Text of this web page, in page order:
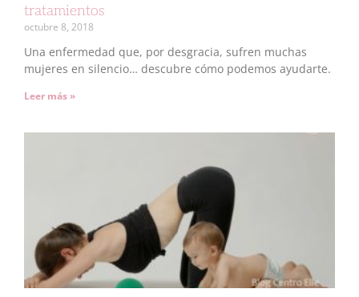
tratamientos
octubre 8, 2018
Una enfermedad que, por desgracia, sufren muchas
mujeres en silencio… descubre cómo podemos ayudarte.
Leer más »